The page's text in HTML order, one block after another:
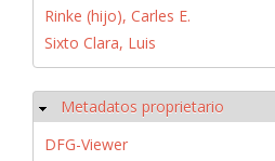
Rinke (hijo), Carles E.
Sixto Clara, Luis
Ocultar
Metadatos proprietario
DFG-Viewer